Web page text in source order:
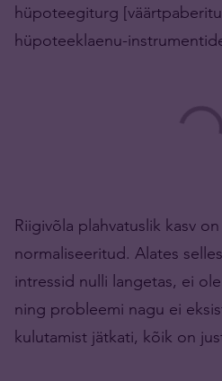
hüpoteegiturg
hüpoteeklaenu-
Riigivõla plahvatuslik kasv
normaliseeritud. Alates
intressid nulli langetas, ei
ning probleemi nagu ei
kulutamist jätkati, kõik on